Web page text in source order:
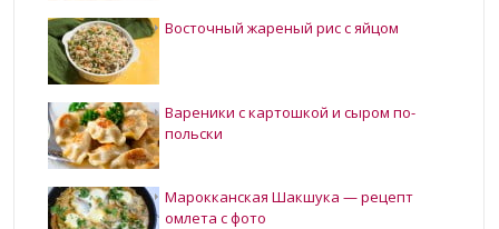
Восточный жареный рис с яйцом
Вареники с картошкой и сыром по-
польски
Марокканская Шакшука — рецепт
омлета с фото